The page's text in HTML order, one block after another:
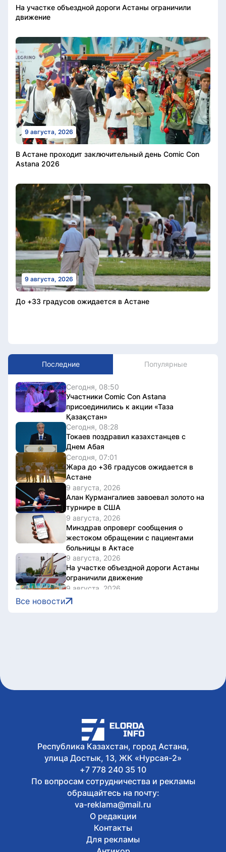
На участке объездной дороги Астаны ограничили
движение
9 августа, 2026
В Астане проходит заключительный день Comic Con
Astana 2026
9 августа, 2026
До +33 градусов ожидается в Астане
Последние Популярные
Сегодня, 08:50
Участники Comic Con Astana
присоединились к акции «Таза
Қазақстан»
Сегодня, 08:28
Токаев поздравил казахстанцев с
Днем Абая
Сегодня, 07:01
Жара до +36 градусов ожидается в
Астане
9 августа, 2026
Алан Курмангалиев завоевал золото на
турнире в США
9 августа, 2026
Минздрав опроверг сообщения о
жестоком обращении с пациентами
больницы в Актасе
9 августа, 2026
На участке объездной дороги Астаны
ограничили движение
9 августа, 2026
В Астане проходит заключительный
выпускникам из сельской местности
создают будущее»: Юсуп Келигов
поздравил с Днем строителя
Все новости
Республика Казахстан, город Астана,
улица Достык, 13, ЖК «Нурсая-2»
+7 778 240 35 10
По вопросам сотрудничества и рекламы
обращайтесь на почту:
va-reklama@mail.ru
О редакции
Контакты
Для рекламы